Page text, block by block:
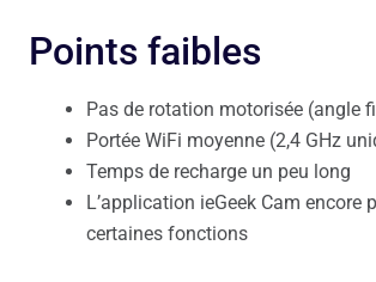
Points faibles
Pas de rotation motorisée (angle
Portée WiFi moyenne (2,4 GHz
Temps de recharge un peu long
L’application ieGeek Cam encore
certaines fonctions